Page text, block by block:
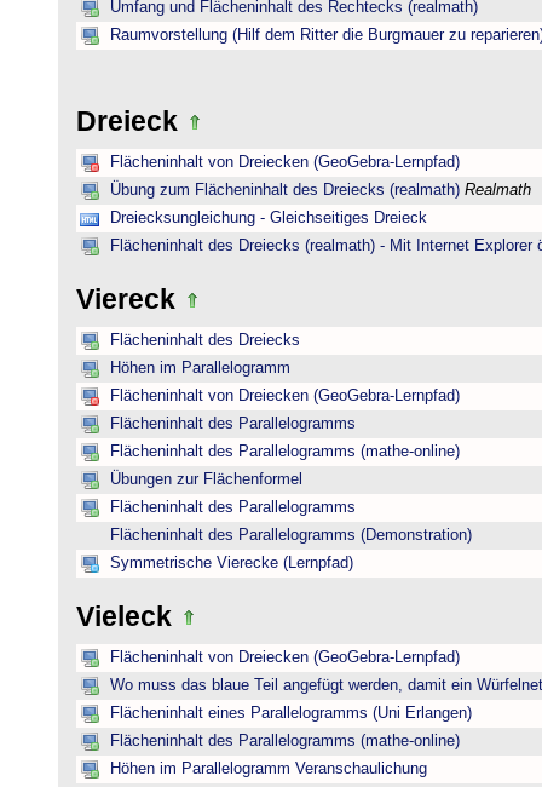
Umfang und Flächeninhalt des Rechtecks (realmath)
Raumvorstellung (Hilf dem Ritter die Burgmauer zu
Dreieck
Flächeninhalt von Dreiecken (GeoGebra-Lernpfad)
Übung zum Flächeninhalt des Dreiecks (realmath) Realmath
Dreiecksungleichung - Gleichseitiges Dreieck
Flächeninhalt des Dreiecks (realmath) - Mit Internet Explorer
Viereck
Flächeninhalt des Dreiecks
Höhen im Parallelogramm
Flächeninhalt von Dreiecken (GeoGebra-Lernpfad)
Flächeninhalt des Parallelogramms
Flächeninhalt des Parallelogramms (mathe-online)
Übungen zur Flächenformel
Flächeninhalt des Parallelogramms
Flächeninhalt des Parallelogramms (Demonstration)
Symmetrische Vierecke (Lernpfad)
Vieleck
Flächeninhalt von Dreiecken (GeoGebra-Lernpfad)
Wo muss das blaue Teil angefügt werden, damit ein
Flächeninhalt eines Parallelogramms (Uni Erlangen)
Flächeninhalt des Parallelogramms (mathe-online)
Höhen im Parallelogramm Veranschaulichung